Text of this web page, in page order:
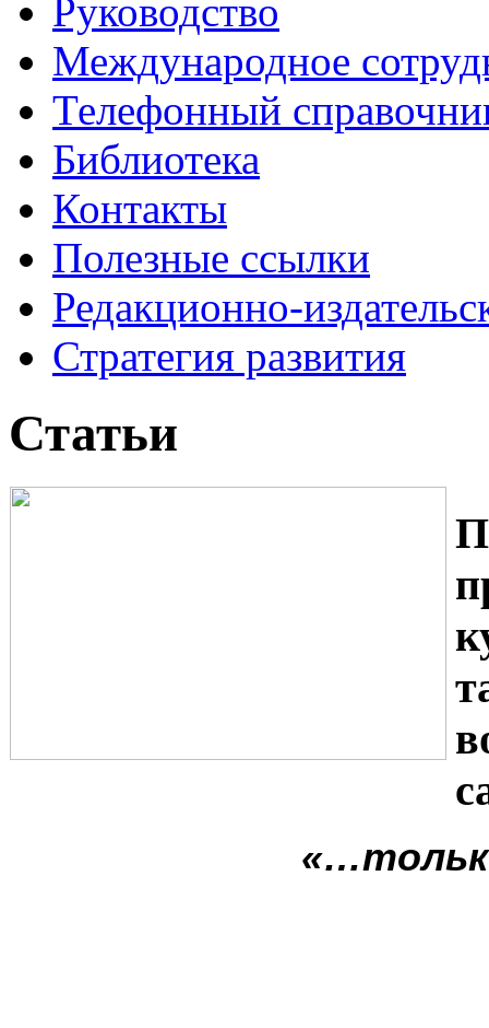
Руководство
Международное
Телефонный
Библиотека
Контакты
Полезные ссылки
Редакционно-
Стратегия развития
Статьи